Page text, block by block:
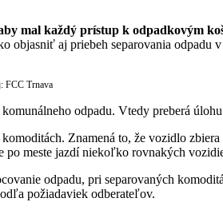
mal každý prístup k odpadkovým
objasniť aj priebeh separovania odpadu v
FCC Trnava
odpadu. Vtedy preberá
Znamená to, že vozidlo
po meste jazdí niekoľko rovnakých
odpadu, pri separovaných
požiadaviek odberateľov.